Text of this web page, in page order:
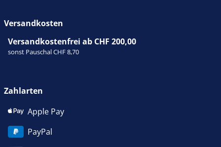
Versandkosten
Versandkostenfrei ab CHF 200,00
sonst Pauschal CHF 8,70
Zahlarten
Apple Pay
PayPal